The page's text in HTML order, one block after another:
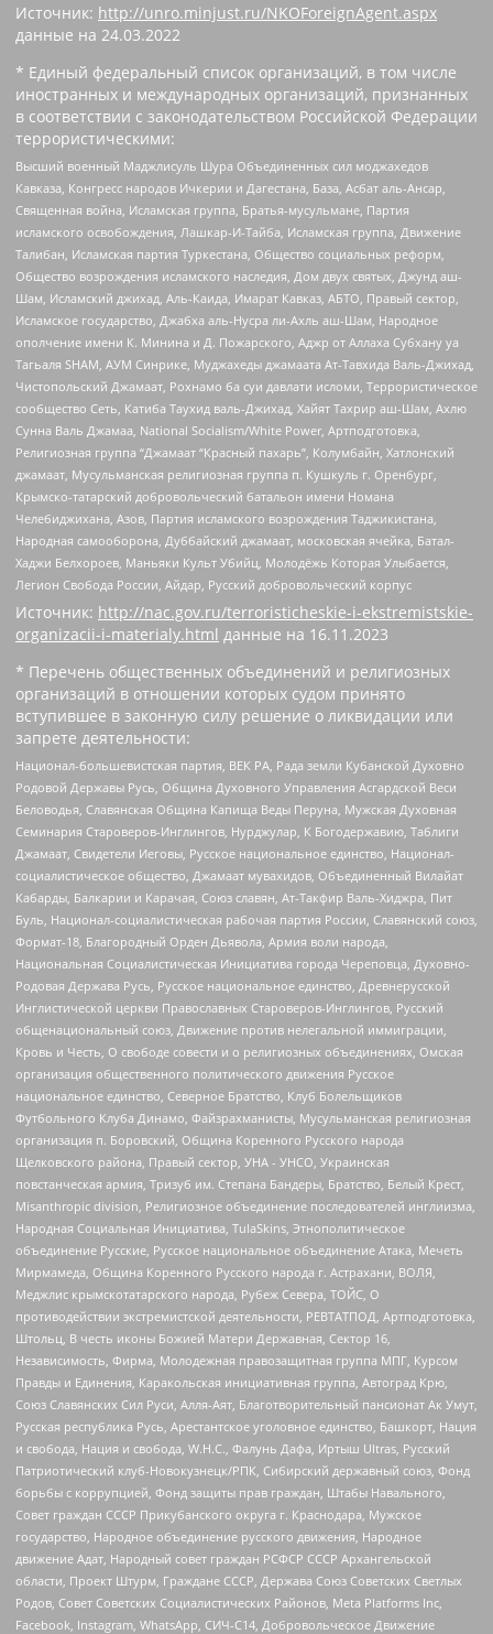
Источник: http://unro.minjust.ru/NKOForeignAgent.aspx
данные на 24.03.2022
* Единый федеральный список организаций, в том числе
иностранных и международных организаций, признанных
в соответствии с законодательством Российской Федерации
террористическими:
Высший военный Маджлисуль Шура Объединенных сил моджахедов
Кавказа, Конгресс народов Ичкерии и Дагестана, База, Асбат аль-Ансар,
Священная война, Исламская группа, Братья-мусульмане, Партия
исламского освобождения, Лашкар-И-Тайба, Исламская группа, Движение
Талибан, Исламская партия Туркестана, Общество социальных реформ,
Общество возрождения исламского наследия, Дом двух святых, Джунд аш-
Шам, Исламский джихад, Аль-Каида, Имарат Кавказ, АБТО, Правый сектор,
Исламское государство, Джабха аль-Нусра ли-Ахль аш-Шам, Народное
ополчение имени К. Минина и Д. Пожарского, Аджр от Аллаха Субхану уа
Тагьаля SHAM, АУМ Синрике, Муджахеды джамаата Ат-Тавхида Валь-Джихад,
Чистопольский Джамаат, Рохнамо ба суи давлати исломи, Террористическое
сообщество Сеть, Катиба Таухид валь-Джихад, Хайят Тахрир аш-Шам, Ахлю
Сунна Валь Джамаа, National Socialism/White Power, Артподготовка,
Религиозная группа “Джамаат “Красный пахарь”, Колумбайн, Хатлонский
джамаат, Мусульманская религиозная группа п. Кушкуль г. Оренбург,
Крымско-татарский добровольческий батальон имени Номана
Челебиджихана, Азов, Партия исламского возрождения Таджикистана,
Народная самооборона, Дуббайский джамаат, московская ячейка, Батал-
Хаджи Белхороев, Маньяки Культ Убийц, Молодёжь Которая Улыбается,
Легион Свобода России, Айдар, Русский добровольческий корпус
Источник: http://nac.gov.ru/terroristicheskie-i-ekstremistskie-
organizacii-i-materialy.html данные на 16.11.2023
* Перечень общественных объединений и религиозных
организаций в отношении которых судом принято
вступившее в законную силу решение о ликвидации или
запрете деятельности:
Национал-большевистская партия, ВЕК РА, Рада земли Кубанской Духовно
Родовой Державы Русь, Община Духовного Управления Асгардской Веси
Беловодья, Славянская Община Капища Веды Перуна, Мужская Духовная
Семинария Староверов-Инглингов, Нурджулар, К Богодержавию, Таблиги
Джамаат, Свидетели Иеговы, Русское национальное единство, Национал-
социалистическое общество, Джамаат мувахидов, Объединенный Вилайат
Кабарды, Балкарии и Карачая, Союз славян, Ат-Такфир Валь-Хиджра, Пит
Буль, Национал-социалистическая рабочая партия России, Славянский союз,
Формат-18, Благородный Орден Дьявола, Армия воли народа,
Национальная Социалистическая Инициатива города Череповца, Духовно-
Родовая Держава Русь, Русское национальное единство, Древнерусской
Инглистической церкви Православных Староверов-Инглингов, Русский
общенациональный союз, Движение против нелегальной иммиграции,
Кровь и Честь, О свободе совести и о религиозных объединениях, Омская
организация общественного политического движения Русское
национальное единство, Северное Братство, Клуб Болельщиков
Футбольного Клуба Динамо, Файзрахманисты, Мусульманская религиозная
организация п. Боровский, Община Коренного Русского народа
Щелковского района, Правый сектор, УНА - УНСО, Украинская
повстанческая армия, Тризуб им. Степана Бандеры, Братство, Белый Крест,
Misanthropic division, Религиозное объединение последователей инглиизма,
Народная Социальная Инициатива, TulaSkins, Этнополитическое
объединение Русские, Русское национальное объединение Атака, Мечеть
Мирмамеда, Община Коренного Русского народа г. Астрахани, ВОЛЯ,
Меджлис крымскотатарского народа, Рубеж Севера, ТОЙС, О
противодействии экстремистской деятельности, РЕВТАТПОД, Артподготовка,
Штольц, В честь иконы Божией Матери Державная, Сектор 16,
Независимость, Фирма, Молодежная правозащитная группа МПГ, Курсом
Правды и Единения, Каракольская инициативная группа, Автоград Крю,
Союз Славянских Сил Руси, Алля-Аят, Благотворительный пансионат Ак Умут,
Русская республика Русь, Арестантское уголовное единство, Башкорт, Нация
и свобода, Нация и свобода, W.H.С., Фалунь Дафа, Иртыш Ultras, Русский
Патриотический клуб-Новокузнецк/РПК, Сибирский державный союз, Фонд
борьбы с коррупцией, Фонд защиты прав граждан, Штабы Навального,
Совет граждан СССР Прикубанского округа г. Краснодара, Мужское
государство, Народное объединение русского движения, Народное
движение Адат, Народный совет граждан РСФСР СССР Архангельской
области, Проект Штурм, Граждане СССР, Держава Союз Советских Светлых
Родов, Совет Советских Социалистических Районов, Meta Platforms Inc,
Facebook, Instagram, WhatsApp, СИЧ-С14, Добровольческое Движение